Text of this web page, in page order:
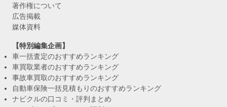
著作権について
広告掲載
媒体資料
【特別編集企画】
車一括査定のおすすめランキング
車買取業者のおすすめランキング
事故車買取のおすすめランキング
自動車保険一括見積もりのおすすめランキング
ナビクルの口コミ・評判まとめ